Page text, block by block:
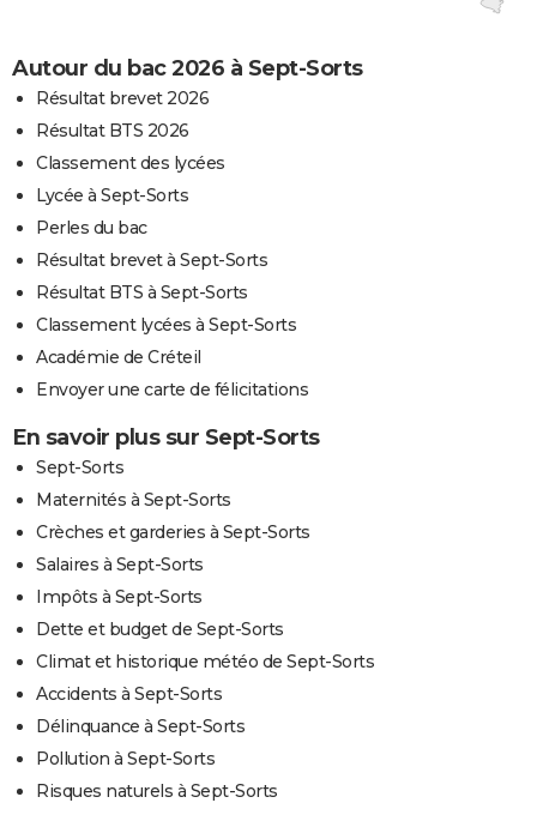
Autour du bac 2026 à Sept-Sorts
Résultat brevet 2026
Résultat BTS 2026
Classement des lycées
Lycée à Sept-Sorts
Perles du bac
Résultat brevet à Sept-Sorts
Résultat BTS à Sept-Sorts
Classement lycées à Sept-Sorts
Académie de Créteil
Envoyer une carte de félicitations
En savoir plus sur Sept-Sorts
Sept-Sorts
Maternités à Sept-Sorts
Crèches et garderies à Sept-Sorts
Salaires à Sept-Sorts
Impôts à Sept-Sorts
Dette et budget de Sept-Sorts
Climat et historique météo de Sept-Sorts
Accidents à Sept-Sorts
Délinquance à Sept-Sorts
Pollution à Sept-Sorts
Risques naturels à Sept-Sorts